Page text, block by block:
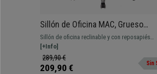
Sillón de Oficina MAC, Grueso
Acolchado, Reposapiés Extensible,
Piel Marrón
Sillón de oficina reclinable y con reposapiés
extensible. Ideal para quién busque calidad, y
máximo confort al mejor precio.
[+Info]
289,90 €
209,90 € Sin